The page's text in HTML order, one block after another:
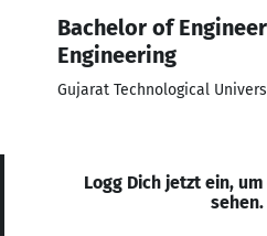
Bachelor of
Engineering
Gujarat Technological
Logg Dich jetzt ein,
sehen.